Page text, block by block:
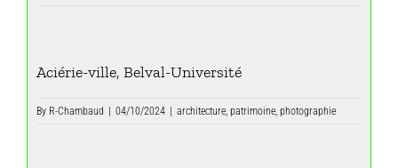
Aciérie-ville, Belval-Université
By R-Chambaud 04/10/2024 architecture, patrimoine, photographie